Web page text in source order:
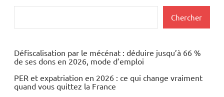
Chercher
Défiscalisation par le mécénat : déduire jusqu’à 66 %
de ses dons en 2026, mode d’emploi
PER et expatriation en 2026 : ce qui change vraiment
quand vous quittez la France